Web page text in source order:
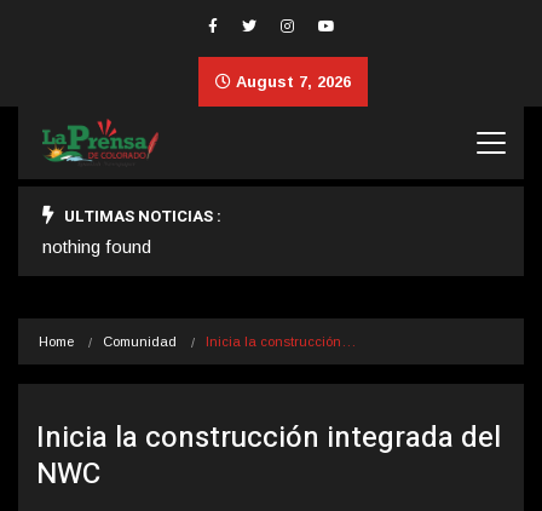
August 7, 2026
ULTIMAS NOTICIAS :
nothing found
Home Comunidad Inicia la construcción…
Inicia la construcción integrada del
NWC